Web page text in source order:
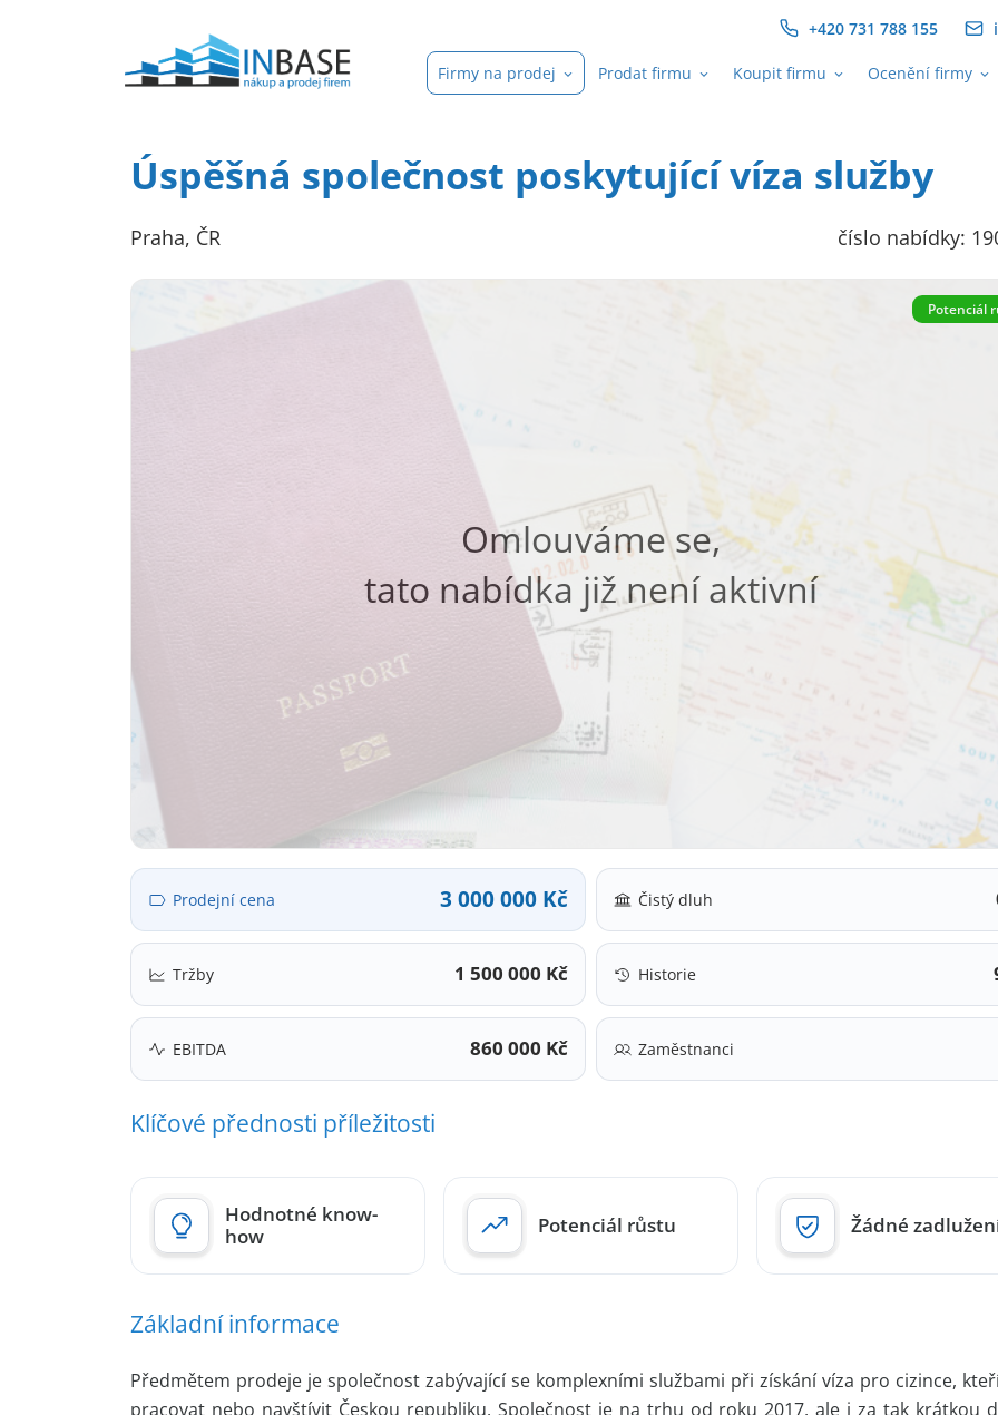
+420 731 788 155
Firmy na prodej Prodat firmu Koupit firmu Ocenění firmy
Úspěšná společnost poskytující víza služby
Praha, ČR číslo nabídky:
Omlouváme se,
tato nabídka již není aktivní
Potenciál
Prodejní cena 3 000 000 Kč Čistý dluh
Tržby 1 500 000 Kč Historie
EBITDA 860 000 Kč Zaměstnanci
Klíčové přednosti příležitosti
Hodnotné know-
how
Potenciál růstu Žádné
Základní informace
Předmětem prodeje je společnost zabývající se komplexními službami při získání víza pro cizince,
pracovat nebo navštívit Českou republiku. Společnost je na trhu od roku 2017, ale i za tak krátkou